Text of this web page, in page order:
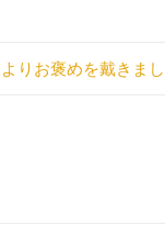
りお褒めを戴きま